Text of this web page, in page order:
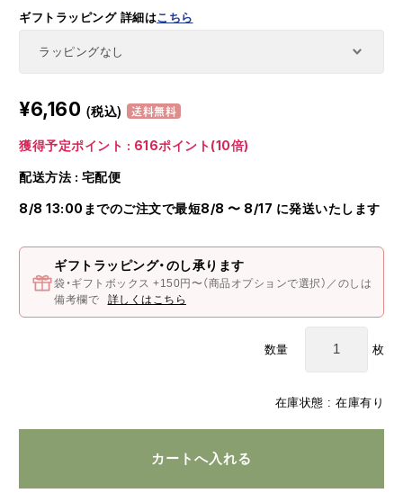
ギフトラッピング 詳細はこちら
在庫状態 : 在庫有り
¥6,160 (税込) 送料無料
獲得予定ポイント : 616ポイント(10倍)
配送方法 : 宅配便
8/8 13:00までのご注文で最短8/8 〜 8/17 に発送いたします
ギフトラッピング・のし承ります
袋・ギフトボックス +150円〜（商品オプションで選択）／のしは
備考欄で
詳しくはこちら
数量 枚